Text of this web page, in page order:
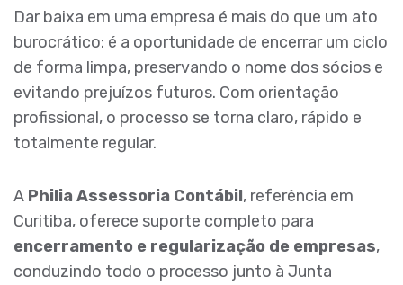
Dar baixa em uma empresa é mais do que um ato
burocrático: é a oportunidade de encerrar um ciclo
de forma limpa, preservando o nome dos sócios e
evitando prejuízos futuros. Com orientação
profissional, o processo se torna claro, rápido e
totalmente regular.
A Philia Assessoria Contábil, referência em
Curitiba, oferece suporte completo para
encerramento e regularização de empresas,
conduzindo todo o processo junto à Junta